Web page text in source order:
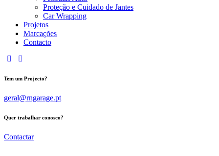
Proteção e Cuidado de Jantes
Car Wrapping
Projetos
Marcações
Contacto
Tem um Projecto?
geral@rngarage.pt
Quer trabalhar conosco?
Contactar